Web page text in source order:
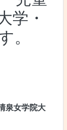
学・
。
泉女学院大